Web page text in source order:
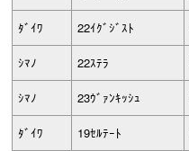
ﾀﾞｲﾜ 22ｲｸﾞｼﾞｽﾄ
ｼﾏﾉ 22ｽﾃﾗ
ｼﾏﾉ 23ｳﾞｧﾝｷｯｼｭ
ﾀﾞｲﾜ 19ｾﾙﾃｰﾄ